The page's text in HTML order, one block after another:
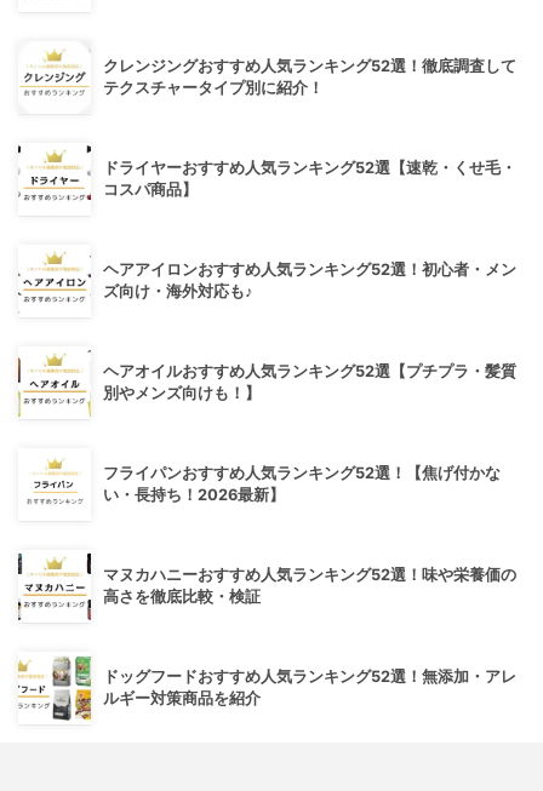
クレンジングおすすめ人気ランキング52選！徹底調査して
テクスチャータイプ別に紹介！
ドライヤーおすすめ人気ランキング52選【速乾・くせ毛・
コスパ商品】
ヘアアイロンおすすめ人気ランキング52選！初心者・メン
ズ向け・海外対応も♪
ヘアオイルおすすめ人気ランキング52選【プチプラ・髪質
別やメンズ向けも！】
フライパンおすすめ人気ランキング52選！【焦げ付かな
い・長持ち！2026最新】
マヌカハニーおすすめ人気ランキング52選！味や栄養価の
高さを徹底比較・検証
ドッグフードおすすめ人気ランキング52選！無添加・アレ
ルギー対策商品を紹介